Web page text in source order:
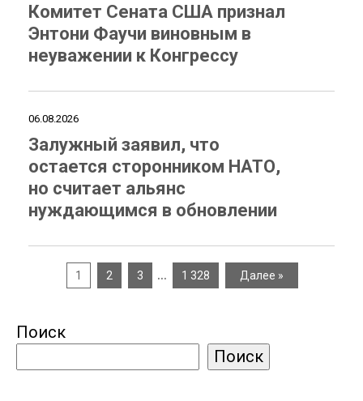
Комитет Сената США признал
Энтони Фаучи виновным в
неуважении к Конгрессу
06.08.2026
Залужный заявил, что
остается сторонником НАТО,
но считает альянс
нуждающимся в обновлении
1 2 3 … 1 328 Далее »
Поиск
Поиск